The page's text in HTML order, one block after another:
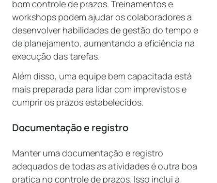
bom controle de prazos. Treinamentos e
workshops podem ajudar os colaboradores a
desenvolver habilidades de gestão do tempo e
de planejamento, aumentando a eficiência na
execução das tarefas.
Além disso, uma equipe bem capacitada está
mais preparada para lidar com imprevistos e
cumprir os prazos estabelecidos.
Documentação e registro
Manter uma documentação e registro
adequados de todas as atividades é outra boa
prática no controle de prazos. Isso inclui a